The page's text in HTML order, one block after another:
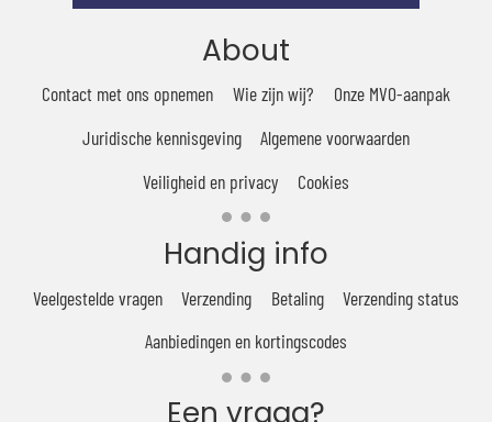
About
Contact met ons opnemen Wie zijn wij?
Onze MVO-aanpak
Juridische kennisgeving
Algemene voorwaarden
Veiligheid en privacy
Cookies
Handig info
Veelgestelde vragen Verzending Betaling
Verzending status
Aanbiedingen en kortingscodes
Een vraag?